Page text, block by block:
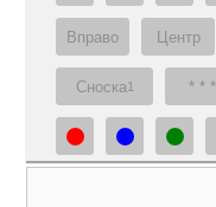
Вправо Центр
Сноска1 * * *